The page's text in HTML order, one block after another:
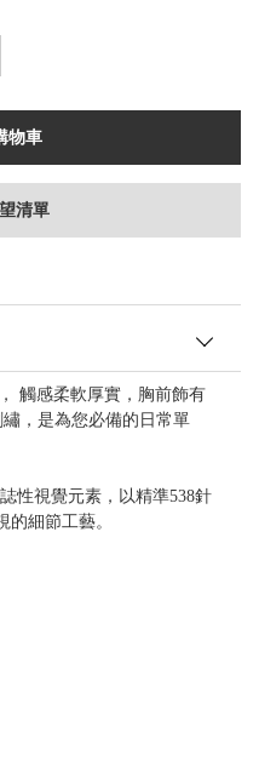
物車
清單
觸感柔軟厚實，胸前飾有
，是為您必備的日常單
性視覺元素，以精準538針
細節工藝。